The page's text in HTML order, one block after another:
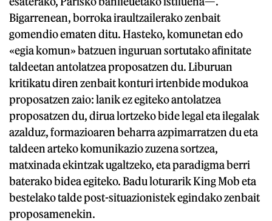
Bigarrenean, borroka iraultzailerako zenbait
gomendio ematen ditu. Hasteko, komunetan edo
«egia komun» batzuen inguruan sortutako afinitate
taldeetan antolatzea proposatzen du. Liburuan
kritikatu diren zenbait konturi irtenbide modukoa
proposatzen zaio: lanik ez egiteko antolatzea
proposatzen du, dirua lortzeko bide legal eta ilegalak
azalduz, formazioaren beharra azpimarratzen du eta
taldeen arteko komunikazio zuzena sortzea,
matxinada ekintzak ugaltzeko, eta paradigma berri
baterako bidea egiteko. Badu loturarik King Mob eta
bestelako talde post-situazionistek egindako zenbait
proposamenekin.